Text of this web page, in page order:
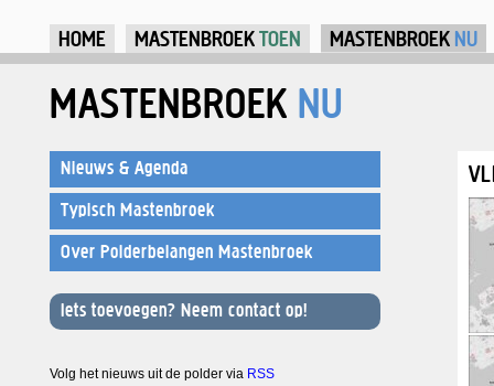
HOME MASTENBROEKTOEN MASTENBROEK NU
MASTENBROEK NU
Nieuws & Agenda
Typisch Mastenbroek
Over Polderbelangen Mastenbroek
Iets toevoegen? Neem contact op!
Volg het nieuws uit de polder via RSS